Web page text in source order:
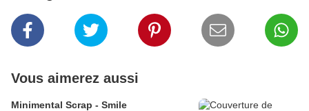
Vous aimerez aussi
Minimental Scrap - Smile